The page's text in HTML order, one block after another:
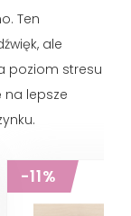
Ten
ale
poziom stresu
na lepsze
-11%